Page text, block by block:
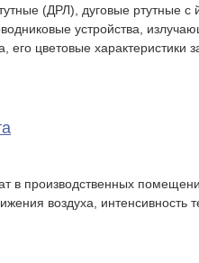
(ДРЛ), дуговые
устройства,
его цветовые
в производственных
воздуха, интенсивность